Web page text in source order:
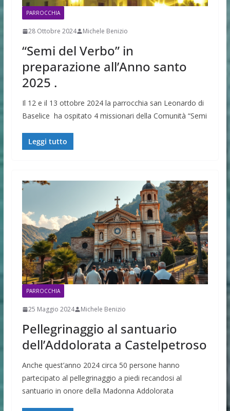
PARROCCHIA
28 Ottobre 2024 Michele Benizio
“Semi del Verbo” in
preparazione all’Anno santo
2025 .
Il 12 e il 13 ottobre 2024 la parrocchia san Leonardo di
Baselice ha ospitato 4 missionari della Comunità “Semi
Leggi tutto
PARROCCHIA
25 Maggio 2024 Michele Benizio
Pellegrinaggio al santuario
dell’Addolorata a Castelpetroso
Anche quest’anno 2024 circa 50 persone hanno
partecipato al pellegrinaggio a piedi recandosi al
santuario in onore della Madonna Addolorata